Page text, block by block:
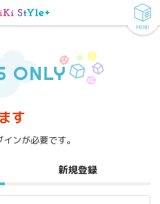
MENU
ONLY
す
ンが必要です。
新規登録